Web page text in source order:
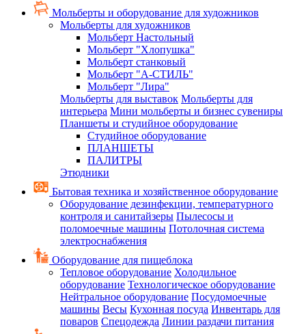
Мольберты и оборудование для художников
Мольберты для художников
Мольберт Настольный
Мольберт "Хлопушка"
Мольберт станковый
Мольберт "А-СТИЛЬ"
Мольберт "Лира"
Мольберты для выставок Мольберты для
интерьера Мини мольберты и бизнес сувениры
Планшеты и студийное оборудование
Студийное оборудование
ПЛАНШЕТЫ
ПАЛИТРЫ
Этюдники
Бытовая техника и хозяйственное оборудование
Оборудование дезинфекции, температурного
контроля и санитайзеры Пылесосы и
поломоечные машины Потолочная система
электроснабжения
Оборудование для пищеблока
Тепловое оборудование Холодильное
оборудование Технологическое оборудование
Нейтральное оборудование Посудомоечные
машины Весы Кухонная посуда Инвентарь для
поваров Спецодежда Линии раздачи питания